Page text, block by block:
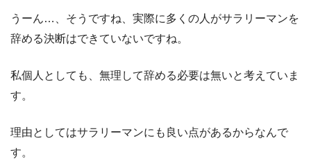
うーん…、そうですね、実際に多くの人がサラリーマンを
辞める決断はできていないですね。
私個人としても、無理して辞める必要は無いと考えていま
す。
理由としてはサラリーマンにも良い点があるからなんで
す。